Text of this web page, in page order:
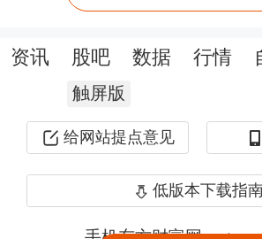
资讯 股吧 数据 行情
触屏版
给网站提点意见
低版本下载指